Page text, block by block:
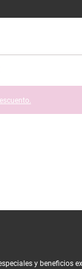
y beneficios